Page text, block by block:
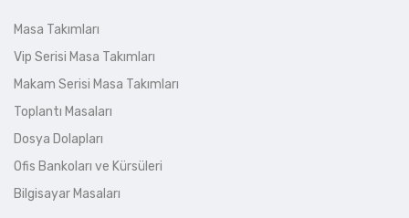
Masa Takımları
Vip Serisi Masa Takımları
Makam Serisi Masa Takımları
Toplantı Masaları
Dosya Dolapları
Ofis Bankoları ve Kürsüleri
Bilgisayar Masaları